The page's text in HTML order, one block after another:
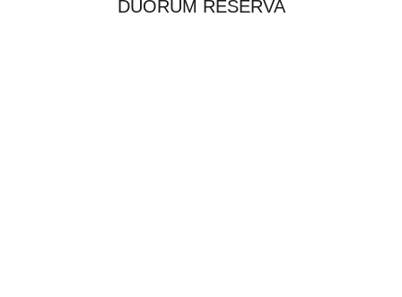
DUORUM RESERVA